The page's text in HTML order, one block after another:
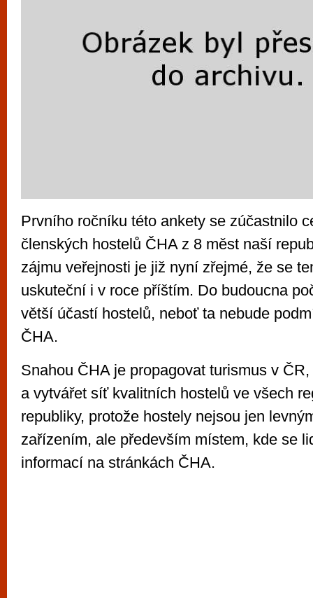
Prvního ročníku této ankety se zúčastnilo
členských hostelů ČHA z 8 měst naší
zájmu veřejnosti je již nyní zřejmé, že se
uskuteční i v roce příštím. Do budoucna
větší účastí hostelů, neboť ta nebude
ČHA.
Snahou ČHA je propagovat turismus v
a vytvářet síť kvalitních hostelů ve všech
republiky, protože hostely nejsou jen
zařízením, ale především místem, kde se
informací na stránkách ČHA.